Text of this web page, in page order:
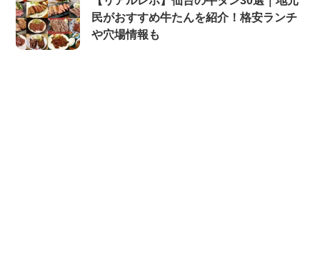
民がおすすめ牛たんを紹介！格安ランチ
や穴場情報も